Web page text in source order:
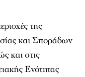
της
και Σποράδων
και στις
Ενότητας